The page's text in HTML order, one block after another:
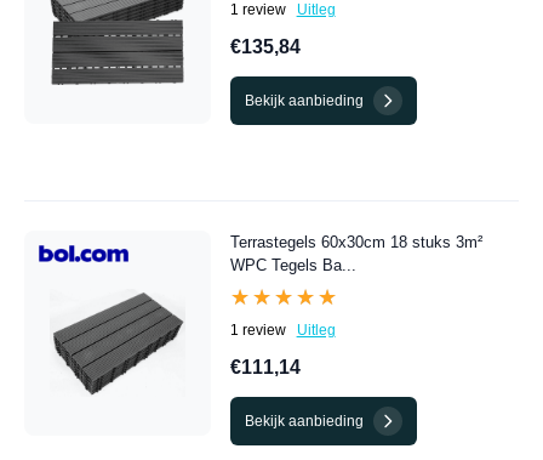
1 review Uitleg
€135,84
Bekijk aanbieding
Terrastegels 60x30cm 18 stuks 3m²
WPC Tegels Ba...
★★★★★
★★★★★
1 review Uitleg
€111,14
Bekijk aanbieding